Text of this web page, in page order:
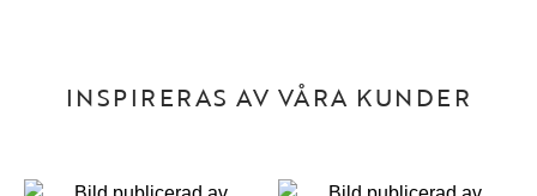
INSPIRERAS AV VÅRA KUNDER